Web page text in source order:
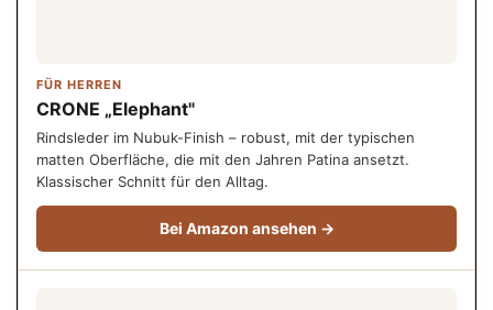
FÜR HERREN
CRONE „Elephant"
Rindsleder im Nubuk-Finish – robust, mit der typischen
matten Oberfläche, die mit den Jahren Patina ansetzt.
Klassischer Schnitt für den Alltag.
Bei Amazon ansehen →